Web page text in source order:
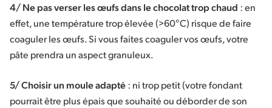
4/ Ne pas verser les œufs dans le chocolat trop chaud : en
effet, une température trop élevée (>60°C) risque de faire
coaguler les œufs. Si vous faites coaguler vos œufs, votre
pâte prendra un aspect granuleux.
5/ Choisir un moule adapté: ni trop petit (votre fondant
pourrait être plus épais que souhaité ou déborder de son